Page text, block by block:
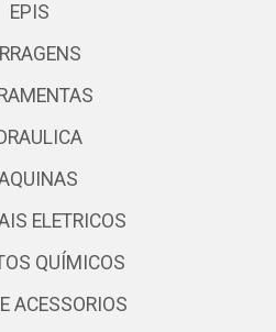
EPIS
ELETRICOS
QUÍMICOS
ACESSORIOS